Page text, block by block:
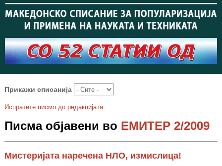
Прикажи списанија
Испратете писмо до редакцијата
Писма објавени во ЕМИТЕР 2/2009
Мистеријата наречена НЛО, измислица!